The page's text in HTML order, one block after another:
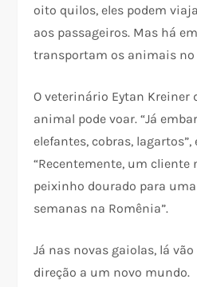
oito quilos, eles podem
aos passageiros. Mas há
transportam os animais no
O veterinário Eytan Kreiner
animal pode voar. “Já
elefantes, cobras, lagartos”,
“Recentemente, um cliente
peixinho dourado para
semanas na Romênia”.
Já nas novas gaiolas, lá vão
direção a um novo mundo.